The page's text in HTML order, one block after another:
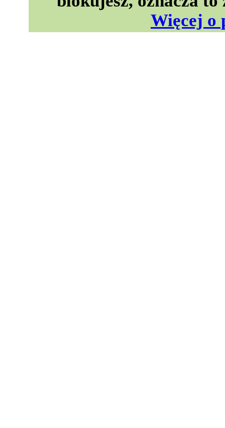
Więcej o